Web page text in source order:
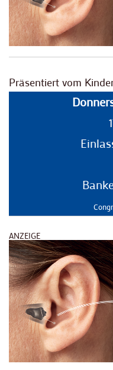
Präsentiert vom
ANZEIGE